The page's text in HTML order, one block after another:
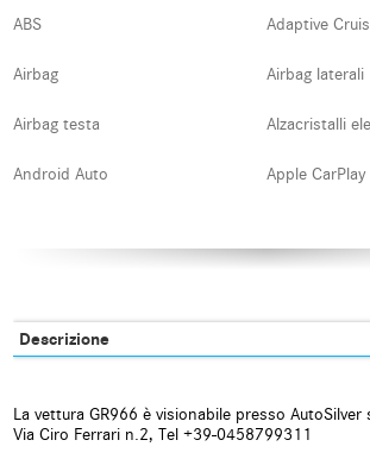
ABS Adaptive
Airbag Airbag laterali
Airbag testa Alzacristalli
Android Auto Apple CarPlay
Bluetooth
Cerchi in lega
Chiamata
Descrizione
La vettura GR966 è visionabile presso AutoSilver
Via Ciro Ferrari n.2, Tel +39-0458799311